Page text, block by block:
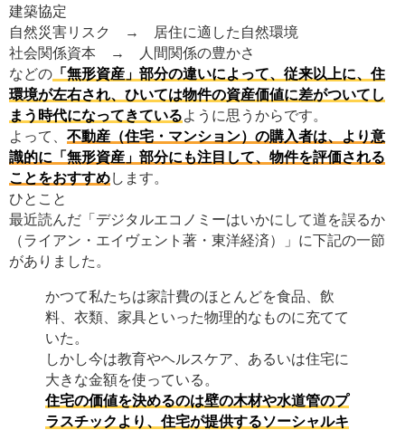
建築協定
自然災害リスク → 居住に適した自然環境
社会関係資本 → 人間関係の豊かさ
などの 「無形資産」部分の違いによって、従来以上に、住
環境が左右され、ひいては物件の資産価値に差がついてし
まう時代になってきているように思うからです。
よって、 不動産（住宅・マンション）の購入者は、より意
識的に「無形資産」部分にも注目して、物件を評価される
ことをおすすめします。
ひとこと
最近読んだ「デジタルエコノミーはいかにして道を誤るか
（ライアン・エイヴェント著・東洋経済）」に下記の一節
がありました。
かつて私たちは家計費のほとんどを食品、飲
料、衣類、家具といった物理的なものに充てて
いた。
しかし今は教育やヘルスケア、あるいは住宅に
大きな金額を使っている。
住宅の価値を決めるのは壁の木材や水道管のプ
ラスチックより、住宅が提供するソーシャルキ